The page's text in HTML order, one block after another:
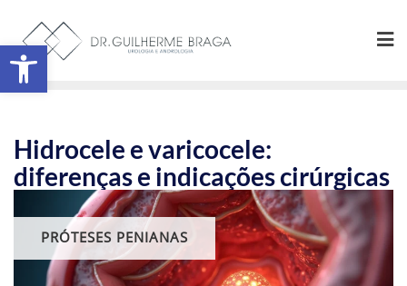
Abrir a barra de ferramentas
Hidrocele e varicocele:
diferenças e indicações cirúrgicas
PRÓTESES PENIANAS